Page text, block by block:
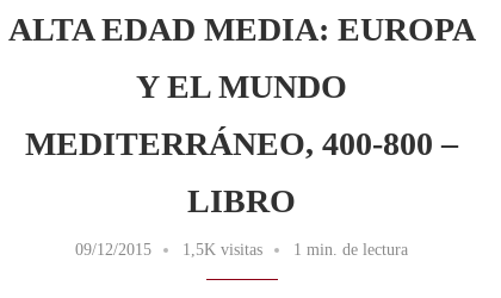
ALTA EDAD MEDIA: EUROPA
Y EL MUNDO
MEDITERRÁNEO, 400-800 –
LIBRO
09/12/2015 1,5K visitas 1 min. de lectura